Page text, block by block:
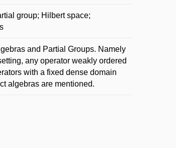
group; Hilbert space;
and Partial Groups. Namely
any operator weakly ordered
with a fixed dense domain
algebras are mentioned.